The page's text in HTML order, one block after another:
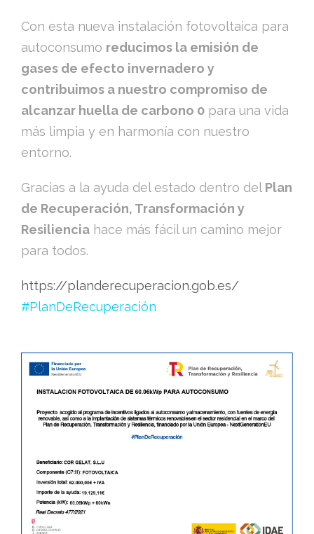
Con esta nueva instalación fotovoltaica para
autoconsumo reducimos la emisión de
gases de efecto invernadero y
contribuimos a nuestro compromiso de
alcanzar huella de carbono 0 para una vida
más limpia y en harmonía con nuestro
entorno.
Gracias a la ayuda del estado dentro del Plan
de Recuperación, Transformación y
Resiliencia hace más fácil un camino mejor
para todos.
https://planderecuperacion.gob.es/
#PlanDeRecuperación